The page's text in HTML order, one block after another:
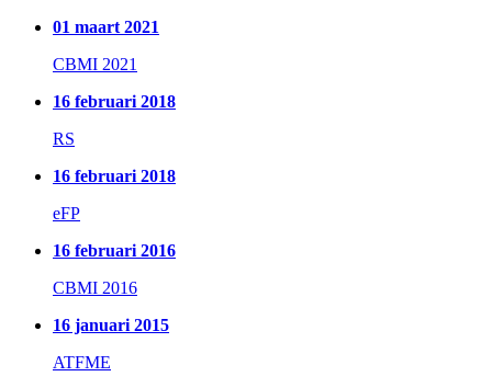
01 maart 2021
CBMI 2021
16 februari 2018
RS
16 februari 2018
eFP
16 februari 2016
CBMI 2016
16 januari 2015
ATFME